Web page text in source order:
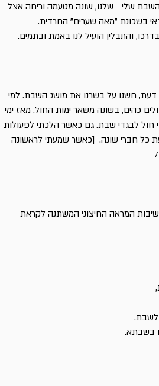
שלי - שלנו, שונה מטעמה וריחה אצל
בשכונת "מאה שערים" החרדית.
והתבלין הועיל לנו באמת ובתמים.
דעת, חשנו על בשרנו את מושג השבת. למי
כהים, בשונה משאר ימות החול. מאז ימי
חול לבגדי שבת. גם כאשר הלכתי לפעולות
כל חברי שונה. [כאשר שמעתי לראשונה
חשיבות המראה החיצוני המשתנה לקראת
לשבת.
בשבתא.